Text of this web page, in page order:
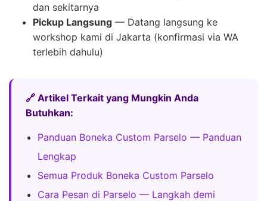
dan sekitarnya
Pickup Langsung — Datang langsung ke
workshop kami di Jakarta (konfirmasi via WA
terlebih dahulu)
🔗 Artikel Terkait yang Mungkin Anda
Butuhkan:
Panduan Boneka Custom Parselo — Panduan
Lengkap
Semua Produk Boneka Custom Parselo
Cara Pesan di Parselo — Langkah demi